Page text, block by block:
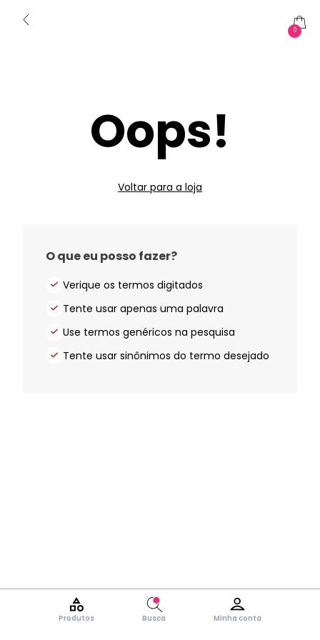
0
Produtos Busca Minha conta
Oops!
Voltar para a loja
O que eu posso fazer?
Verique os termos digitados
Tente usar apenas uma palavra
Use termos genéricos na pesquisa
Tente usar sinônimos do termo desejado